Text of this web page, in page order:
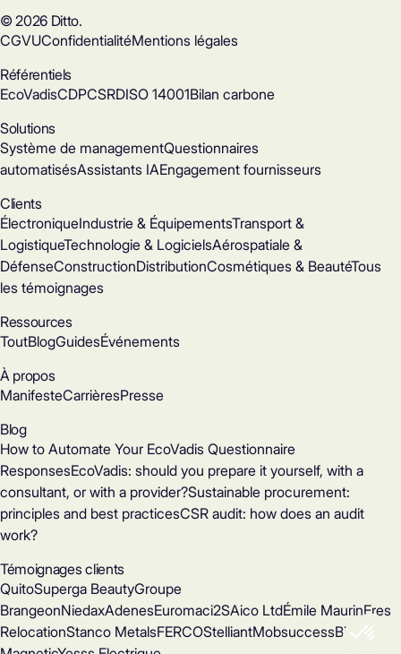
© 2026 Ditto.
CGVUConfidentialitéMentions légales
Référentiels
EcoVadisCDPCSRDISO 14001Bilan carbone
Solutions
Système de managementQuestionnaires
automatisésAssistants IAEngagement fournisseurs
Clients
ÉlectroniqueIndustrie & ÉquipementsTransport &
LogistiqueTechnologie & LogicielsAérospatiale &
DéfenseConstructionDistributionCosmétiques & BeautéTous
les témoignages
Ressources
ToutBlogGuidesÉvénements
À propos
ManifesteCarrièresPresse
Blog
How to Automate Your EcoVadis Questionnaire
ResponsesEcoVadis: should you prepare it yourself, with a
consultant, or with a provider?Sustainable procurement:
principles and best practicesCSR audit: how does an audit
work?
Témoignages clients
QuitoSuperga BeautyGroupe
BrangeonNiedaxAdenesEuromaci2SAico LtdÉmile MaurinEres
RelocationStanco MetalsFERCOStelliantMobsuccessBinder